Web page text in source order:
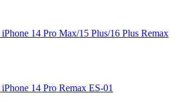
14 Pro Max/15 Plus/16 Plus Remax
14 Pro Remax ES-01